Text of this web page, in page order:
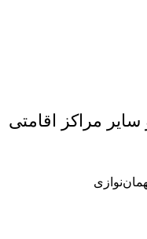
مراکز اقامتی